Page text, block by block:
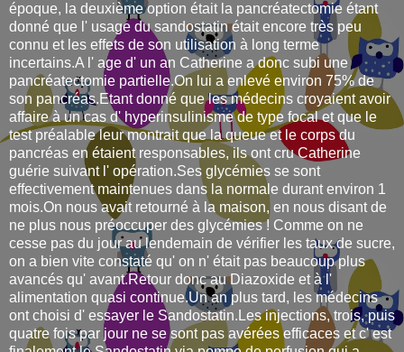
époque, la deuxième option était la pancréatectomie étant
donné que l' usage du sandostatin était encore très peu
connu et les effets de son utilisation à long terme
incertains.A l' age d' un an Catherine a donc subi une
pancréatectomie partielle.On lui a enlevé environ 75% de
son pancréas.Etant donné que les médecins croyaient avoir
affaire à un cas d' hyperinsulinisme de type focal et que le
test préalable leur montrait que la queue et le corps du
pancréas en étaient responsables, ils ont cru Catherine
guérie suivant l' opération.Ses glycémies se sont
effectivement maintenues dans la normale durant environ 1
mois.On nous avait retourné à la maison, en nous disant de
ne plus nous préoccuper des glycémies ! Comme on ne
cesse pas du jour au lendemain de vérifier les taux de sucre,
on a bien vite constaté qu' on n' était pas beaucoup plus
avancés qu' avant.Retour donc au Diazoxide et à l'
alimentation quasi continue.Un an plus tard, les médecins
ont choisi d' essayer le Sandostatin.Les injections, trois, puis
quatre fois par jour ne se sont pas avérées efficaces et c' est